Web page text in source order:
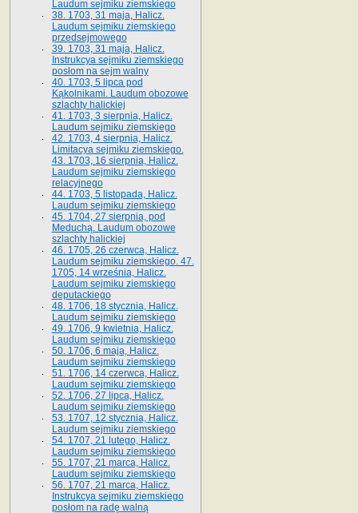
Laudum sejmiku ziemskiego
38. 1703, 31 maja, Halicz.
Laudum sejmiku ziemskiego
przedsejmowego
39. 1703, 31 maja, Halicz.
Instrukcya sejmiku ziemskiego
posłom na sejm walny
40. 1703, 5 lipca pod
Kąkolnikami. Laudum obozowe
szlachty halickiej
41­. 1703, 3 sierpnia, Halicz.
Laudum sejmiku ziemskiego
42. 1703, 4 sierpnia, Halicz.
Limitacya sejmiku ziemskiego.
43. 1703, 16 sierpnia, Halicz.
Laudum sejmiku ziemskiego
relacyjnego
44. 1703, 5 listopada, Halicz.
Laudum sejmiku ziemskiego
45. 1704, 27 sierpnia, pod
Meduchą. Laudum obozowe
szlachty halickiej
46. 1705, 26 czerwca, Halicz.
Laudum sejmiku ziemskiego. 47.
1705, 14 września, Halicz.
Laudum sejmiku ziemskiego
deputackiego
48. 1706, 18 stycznia, Halicz.
Laudum sejmiku ziemskiego
49. 1706, 9 kwietnia, Halicz.
Laudum sejmiku ziemskiego
50. 1706, 6 maja, Halicz.
Laudum sejmiku ziemskiego
51. 1706, 14 czerwca, Halicz.
Laudum sejmiku ziemskiego
52. 1706, 27 lipca, Halicz.
Laudum sejmiku ziemskiego
53. 1707, 12 stycznia, Halicz.
Laudum sejmiku ziemskiego
54. 1707, 21 lutego, Halicz.
Laudum sejmiku ziemskiego
55. 1707, 21 marca, Halicz.
Laudum sejmiku ziemskiego
56. 1707, 21 marca, Halicz.
Instrukcya sejmiku ziemskiego
posłom na radę walną